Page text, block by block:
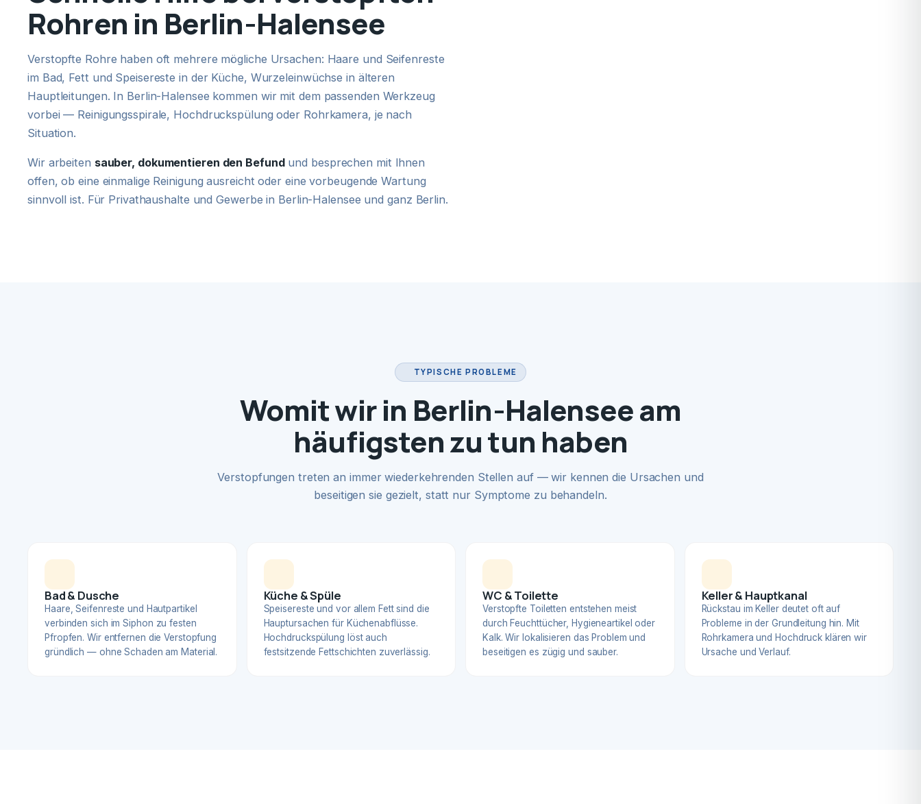
Rohren in Berlin-Halensee
Verstopfte Rohre haben oft mehrere mögliche Ursachen: Haare und Seifenreste
im Bad, Fett und Speisereste in der Küche, Wurzeleinwüchse in älteren
Hauptleitungen. In Berlin-Halensee kommen wir mit dem passenden Werkzeug
vorbei — Reinigungsspirale, Hochdruckspülung oder Rohrkamera, je nach
Situation.
Wir arbeiten sauber, dokumentieren den Befundund besprechen mit Ihnen
offen, ob eine einmalige Reinigung ausreicht oder eine vorbeugende Wartung
sinnvoll ist. Für Privathaushalte und Gewerbe in Berlin-Halensee und ganz Berlin.
TYPISCHE PROBLEME
Womit wir in Berlin-Halensee am
häufigsten zu tun haben
Verstopfungen treten an immer wiederkehrenden Stellen auf — wir kennen die Ursachen und
beseitigen sie gezielt, statt nur Symptome zu behandeln.
Bad & Dusche
Haare, Seifenreste und Hautpartikel
verbinden sich im Siphon zu festen
Pfropfen. Wir entfernen die Verstopfung
gründlich — ohne Schaden am Material.
Küche & Spüle
Speisereste und vor allem Fett sind die
Hauptursachen für Küchenabflüsse.
Hochdruckspülung löst auch
festsitzende Fettschichten zuverlässig.
WC & Toilette
Verstopfte Toiletten entstehen meist
durch Feuchttücher, Hygieneartikel oder
Kalk. Wir lokalisieren das Problem und
beseitigen es zügig und sauber.
Keller & Hauptkanal
Rückstau im Keller deutet oft auf
Probleme in der Grundleitung hin. Mit
Rohrkamera und Hochdruck klären wir
Ursache und Verlauf.